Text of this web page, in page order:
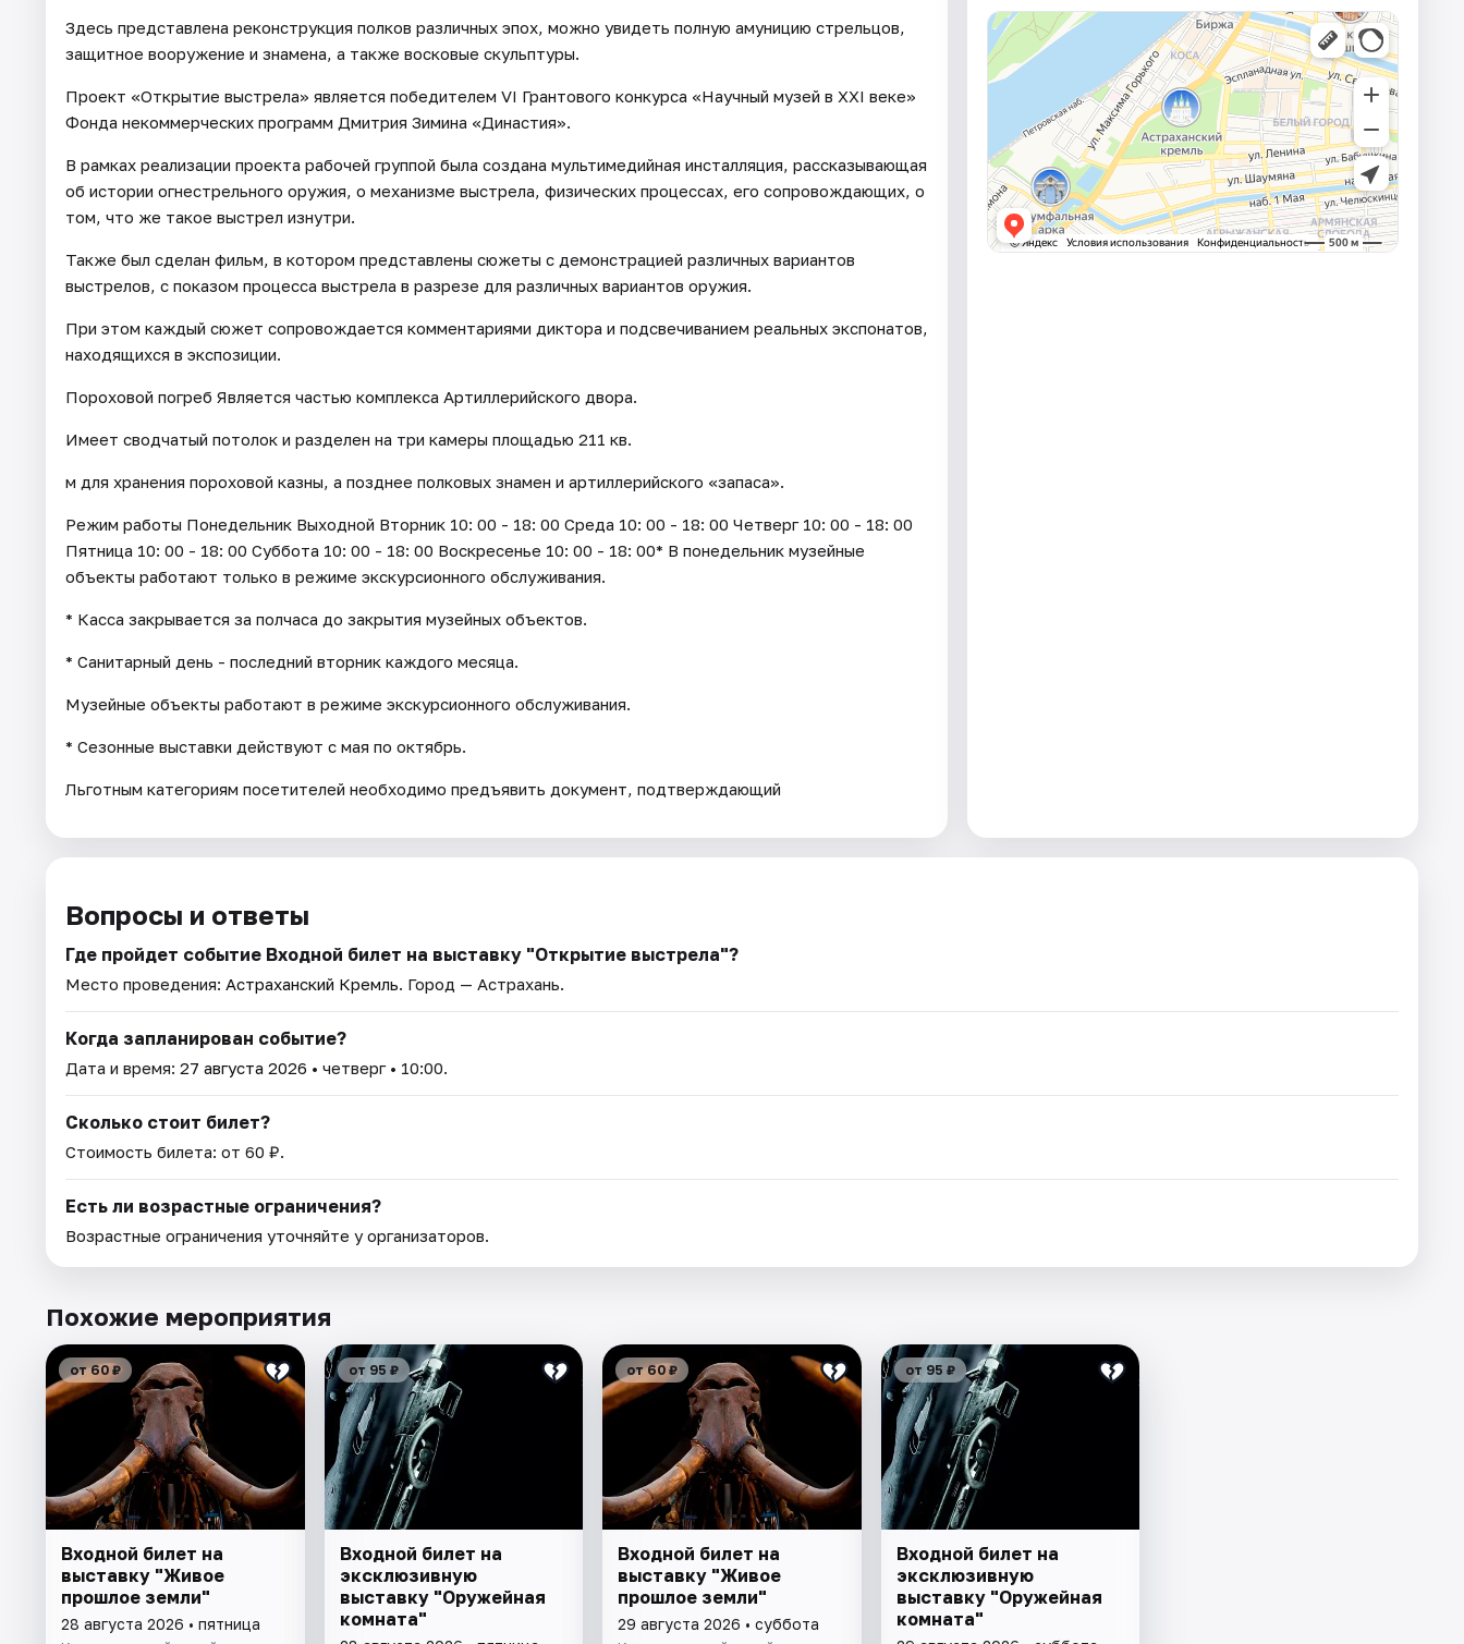
Здесь представлена реконструкция полков различных эпох, можно увидеть полную амуницию стрельцов,
защитное вооружение и знамена, а также восковые скульптуры.
Проект «Открытие выстрела» является победителем VI Грантового конкурса «Научный музей в XXI веке»
Фонда некоммерческих программ Дмитрия Зимина «Династия».
В рамках реализации проекта рабочей группой была создана мультимедийная инсталляция, рассказывающая
об истории огнестрельного оружия, о механизме выстрела, физических процессах, его сопровождающих, о
том, что же такое выстрел изнутри.
Также был сделан фильм, в котором представлены сюжеты с демонстрацией различных вариантов
выстрелов, с показом процесса выстрела в разрезе для различных вариантов оружия.
При этом каждый сюжет сопровождается комментариями диктора и подсвечиванием реальных экспонатов,
находящихся в экспозиции.
Пороховой погреб Является частью комплекса Артиллерийского двора.
Имеет сводчатый потолок и разделен на три камеры площадью 211 кв.
м для хранения пороховой казны, а позднее полковых знамен и артиллерийского «запаса».
Режим работы Понедельник Выходной Вторник 10: 00 - 18: 00 Среда 10: 00 - 18: 00 Четверг 10: 00 - 18: 00
Пятница 10: 00 - 18: 00 Суббота 10: 00 - 18: 00 Воскресенье 10: 00 - 18: 00* В понедельник музейные
объекты работают только в режиме экскурсионного обслуживания.
* Касса закрывается за полчаса до закрытия музейных объектов.
* Санитарный день - последний вторник каждого месяца.
Музейные объекты работают в режиме экскурсионного обслуживания.
* Cезонные выставки действуют с мая по октябрь.
Льготным категориям посетителей необходимо предъявить документ, подтверждающий
Вопросы и ответы
Где пройдет событие Входной билет на выставку "Открытие выстрела"?
Место проведения: Астраханский Кремль. Город — Астрахань.
Когда запланирован событие?
Дата и время: 27 августа 2026 • четверг • 10:00.
Сколько стоит билет?
Стоимость билета: от 60 ₽.
Есть ли возрастные ограничения?
Возрастные ограничения уточняйте у организаторов.
Похожие мероприятия
от 60 ₽
Входной билет на
выставку "Живое
прошлое земли"
28 августа 2026 • пятница
от 95 ₽
Входной билет на
эксклюзивную
выставку "Оружейная
комната"
от 60 ₽
Входной билет на
выставку "Живое
прошлое земли"
29 августа 2026 • суббота
от 95 ₽
Входной билет на
эксклюзивную
выставку "Оружейная
комната"